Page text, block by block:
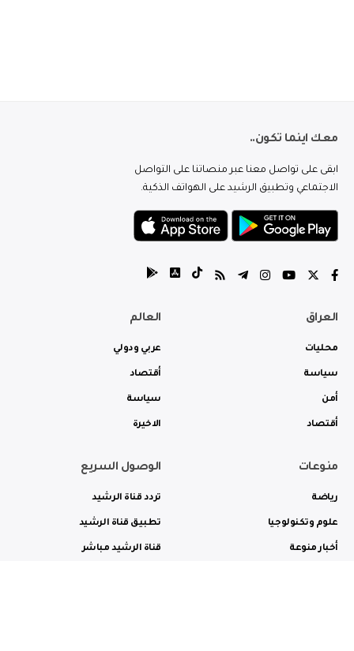
معك اينما تكون..
ابقى على تواصل معنا عبر منصاتنا على التواصل
الاجتماعي وتطبيق الرشيد على الهواتف الذكية.
العراق
محليات
سياسة
أمن
أقتصاد
العالم
عربي ودولي
أقتصاد
سياسة
الاخيرة
منوعات
رياضة
علوم وتكنولوجيا
أخبار منوعة
الوصول السريع
تردد قناة الرشيد
تطبيق قناة الرشيد
قناة الرشيد مباشر